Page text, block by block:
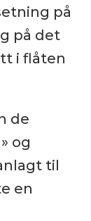
på
på det
i flåten
de
og
til
en